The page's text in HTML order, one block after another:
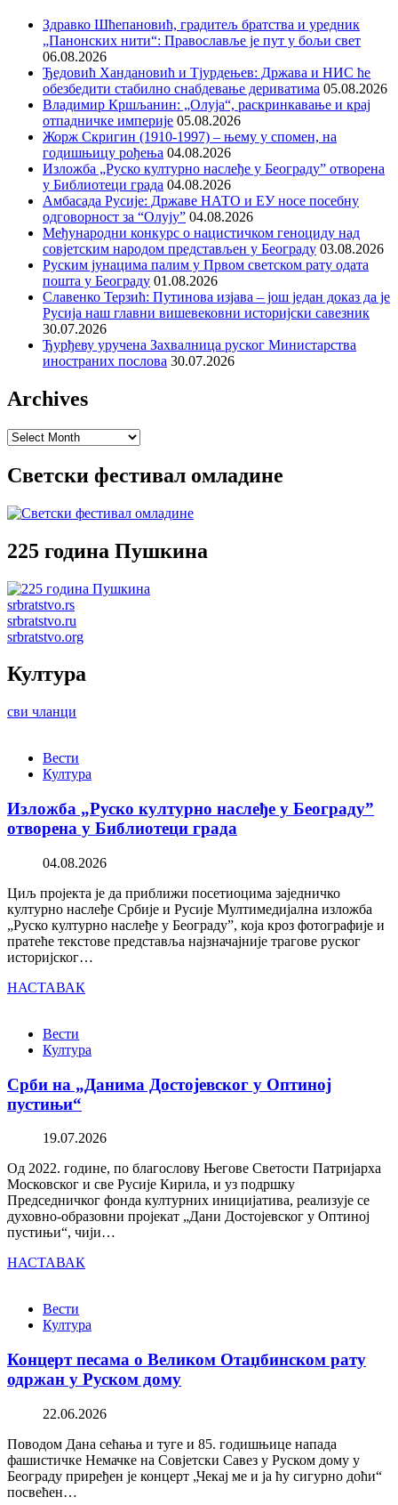
Здравко Шћепановић, градитељ братства и уредник
„Панонских нити“: Православље је пут у бољи свет
06.08.2026
Ђедовић Хандановић и Тјурдењев: Држава и НИС ће
обезбедити стабилно снабдевање дериватима 05.08.2026
Владимир Кршљанин: „Олуја“, раскринкавање и крај
отпадничке империје 05.08.2026
Жорж Скригин (1910-1997) – њему у спомен, на
годишњицу рођења 04.08.2026
Изложба „Руско културно наслеђе у Београду” отворена
у Библиотеци града 04.08.2026
Амбасада Русије: Државе НАТО и ЕУ носе посебну
одговорност за “Олују” 04.08.2026
Међународни конкурс о нацистичком геноциду над
совјетским народом представљен у Београду 03.08.2026
Руским јунацима палим у Првом светском рату одата
пошта у Београду 01.08.2026
Славенко Терзић: Путинова изјава – још један доказ да је
Русија наш главни вишевековни историјски савезник
30.07.2026
Ђурђеву уручена Захвалница руског Министарства
иностраних послова 30.07.2026
Archives
Archives
Светски фестивал омладине
225 година Пушкина
srbratstvo.rs
srbratstvo.ru
srbratstvo.org
Култура
сви чланци
Вести
Култура
Изложба „Руско културно наслеђе у Београду”
отворена у Библиотеци града
04.08.2026
Циљ пројекта је да приближи посетиоцима заједничко
културно наслеђе Србије и Русије Мултимедијална изложба
„Руско културно наслеђе у Београду”, која кроз фотографије и
пратеће текстове представља најзначајније трагове руског
историјског…
НАСТАВАК
Вести
Култура
Срби на „Данима Достојевског у Оптиној
пустињи“
19.07.2026
Од 2022. године, по благослову Његове Светости Патријарха
Московског и све Русије Кирила, и уз подршку
Председничког фонда културних иницијатива, реализује се
духовно-образовни пројекат „Дани Достојевског у Оптиној
пустињи“, чији…
НАСТАВАК
Вести
Култура
Концерт песама о Великом Отаџбинском рату
одржан у Руском дому
22.06.2026
Поводом Дана сећања и туге и 85. годишњице напада
фашистичке Немачке на Совјетски Савез у Руском дому у
Београду приређен је концерт „Чекај ме и ја ћу сигурно доћи“
посвећен…